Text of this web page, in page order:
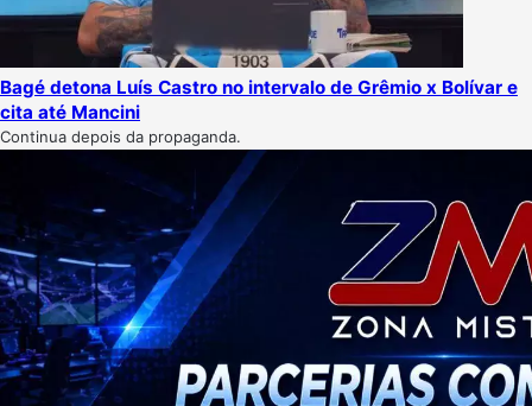
Bagé detona Luís Castro no intervalo de Grêmio x Bolívar e
cita até Mancini
Continua depois da propaganda.